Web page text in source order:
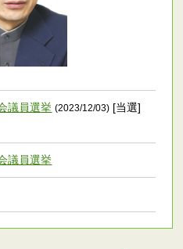
議員選挙 (2023/12/03) [当選]
議員選挙